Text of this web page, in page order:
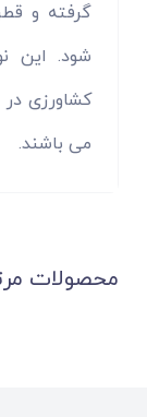
گرفته و
شود. این
کشاورزی
می باشند.
محصولات